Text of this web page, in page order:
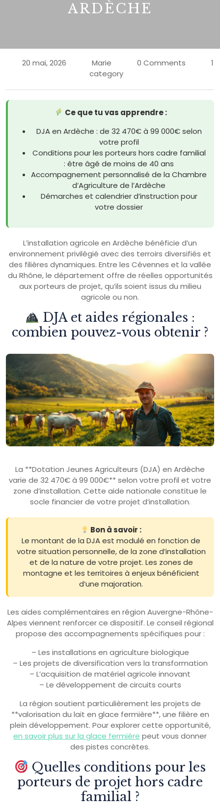
ARDÈCHE
20 mai, 2026 Marie 0 Comments
1
category
Ce que tu vas apprendre :
DJA en Ardèche : de 32 470€ à 99 000€ selon
votre profil
Conditions pour les porteurs hors cadre familial
: être âgé de moins de 40 ans
Accompagnement personnalisé de la Chambre
d’Agriculture de l’Ardèche
Démarches et calendrier d’instruction pour
votre dossier
L’installation agricole en Ardèche bénéficie d’un
environnement privilégié avec des terroirs diversifiés et
des filières dynamiques. Entre les Cévennes et la vallée
du Rhône, le département offre de réelles opportunités
aux porteurs de projet, qu’ils soient issus du milieu
agricole ou non.
DJA et aides régionales :
combien pouvez-vous obtenir ?
La **Dotation Jeunes Agriculteurs (DJA) en Ardèche
varie de 32 470€ à 99 000€** selon votre profil et votre
zone d’installation. Cette aide nationale constitue le
socle financier de votre projet d’installation.
Bon à savoir :
Le montant de la DJA est modulé en fonction de
votre situation personnelle, de la zone d’installation
et de la nature de votre projet. Les zones de
montagne et les territoires à enjeux bénéficient
d’une majoration.
Les aides complémentaires en région Auvergne-Rhône-
Alpes viennent renforcer ce dispositif. Le conseil régional
propose des accompagnements spécifiques pour :
– Les installations en agriculture biologique
– Les projets de diversification vers la transformation
– L’acquisition de matériel agricole innovant
– Le développement de circuits courts
La région soutient particulièrement les projets de
**valorisation du lait en glace fermière**, une filière en
plein développement. Pour explorer cette opportunité,
en savoir plus sur la glace fermière peut vous donner
des pistes concrètes.
Quelles conditions pour les
porteurs de projet hors cadre
familial ?